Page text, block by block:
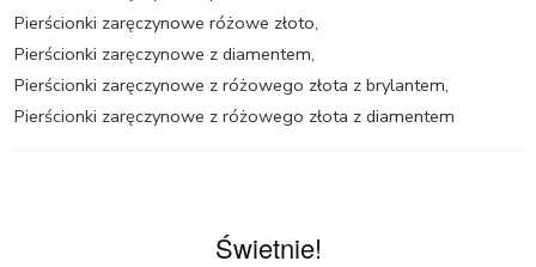
Pierścionki zaręczynowe różowe złoto,
Pierścionki zaręczynowe z diamentem,
Pierścionki zaręczynowe z różowego złota z brylantem,
Pierścionki zaręczynowe z różowego złota z diamentem
Świetnie!